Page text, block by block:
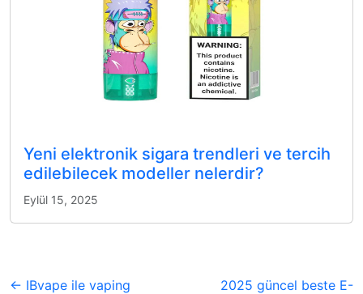
Yeni elektronik sigara trendleri ve tercih
edilebilecek modeller nelerdir?
Eylül 15, 2025
← IBvape ile vaping
2025 güncel beste E-